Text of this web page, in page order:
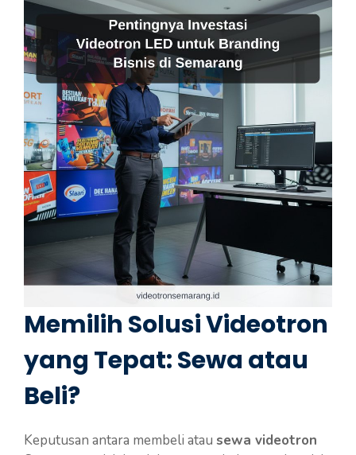
Memilih Solusi Videotron
yang Tepat: Sewa atau
Beli?
Keputusan antara membeli atau sewa videotron